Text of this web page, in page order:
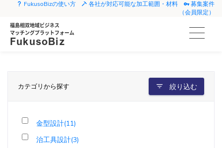
FukusoBizの使い方 各社が対応可能な加工範囲・材料
募集案件
（会員限定）
福島相双地域ビジネス
マッチングプラットフォーム
FukusoBiz
カテゴリから探す 絞り込む
金型設計(11)
治工具設計(3)